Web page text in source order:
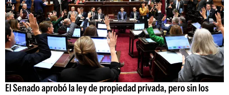
El Senado aprobó la ley de propiedad privada, pero sin los